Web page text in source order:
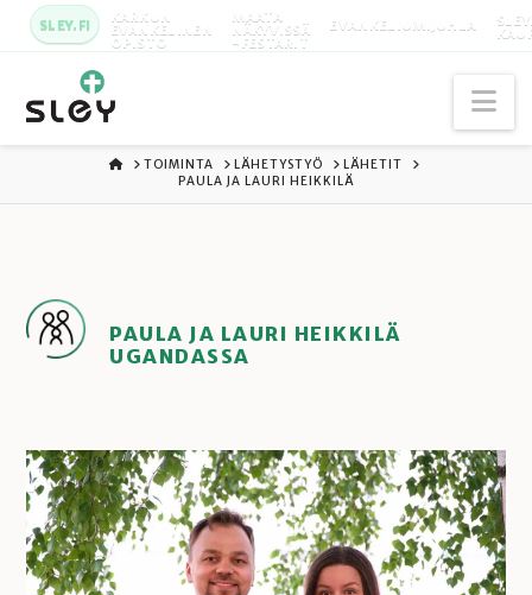
SLEY.FI KARKUN
EVANKELINEN
OPISTO
MAATA
NÄKYVISSÄ
-FESTARIT
EVANKELIUMIJUHLA
ETUSIVU
TOIMINTA LÄHETYSTYÖ
LÄHETIT
PAULA JA LAURI HEIKKILÄ
PAULA JA LAURI HEIKKILÄ
UGANDASSA